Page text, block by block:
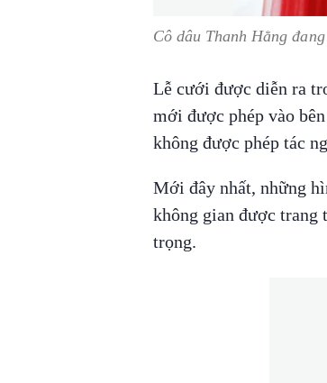
Cô dâu Thanh Hằng
Lễ cưới được diễn ra
mới được phép vào
không được phép tác
Mới đây nhất, những
không gian được trang
trọng.